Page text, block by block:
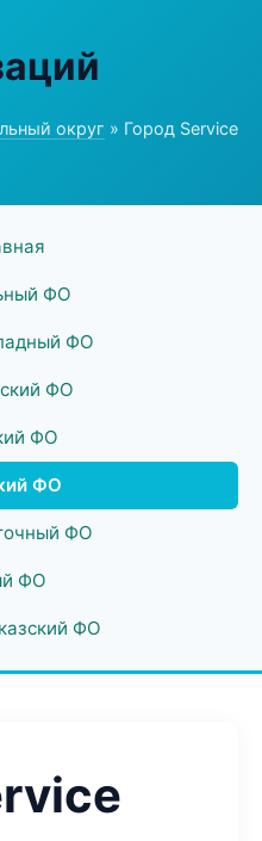
округ » Город Service
ФО
ФО
ФО
ФО
ФО
ФО
ФО
ФО